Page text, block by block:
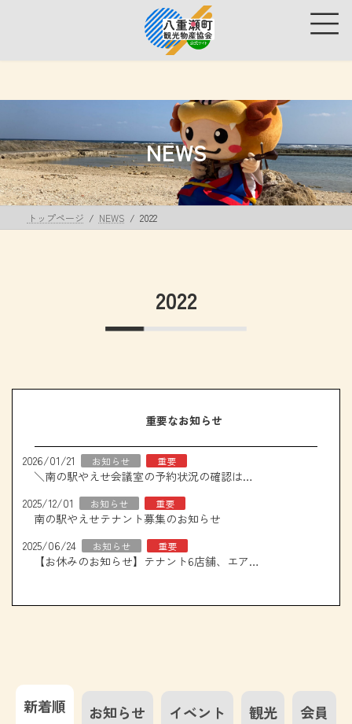
ス
プ
ン
動
NEWS
トップページ NEWS 2022
2022
重要なお知らせ
2026/01/21 お知らせ 重要
＼南の駅やえせ会議室の予約状況の確認はこちら！／
2025/12/01
お知らせ 重要
南の駅やえせテナント募集のお知らせ
2025/06/24
お知らせ 重要
【お休みのお知らせ】テナント6店舗、エアコン取り換え工事について
新着順 お知らせ イベント 観光 会員